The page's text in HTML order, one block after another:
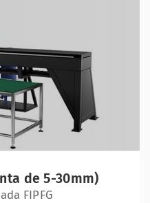
de 5-30mm)
FIPFG